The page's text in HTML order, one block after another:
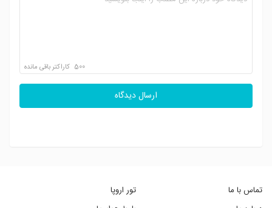
500 کاراکتر باقی مانده
ارسال دیدگاه
تماس با ما
تور اروپا